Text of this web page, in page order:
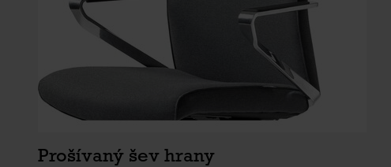
Prošívaný šev hrany